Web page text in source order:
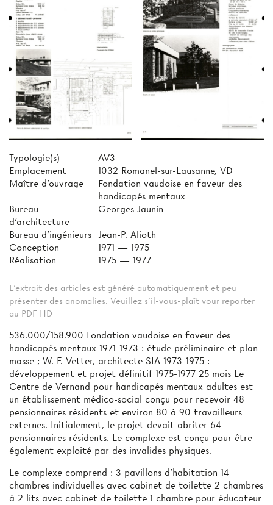
Typologie(s)
AV3
Emplacement
1032 Romanel-sur-Lausanne, VD
Maître d'ouvrage
Fondation vaudoise en faveur des
handicapés mentaux
Bureau
d'architecture
Georges Jaunin
Bureau d'ingénieurs
Jean-P. Alioth
Conception
1971 — 1975
Réalisation
1975 — 1977
L'extrait des articles est généré automatiquement et peu
présenter des anomalies. Veuillez s'il-vous-plaît vour reporter
au PDF HD
536.000/158.900 Fondation vaudoise en faveur des
handicapés mentaux 1971-1973 : étude préliminaire et plan
masse ; W. F. Vetter, architecte SIA 1973-1975 :
développement et projet définitif 1975-1977 25 mois Le
Centre de Vernand pour handicapés mentaux adultes est
un établissement médico-social conçu pour recevoir 48
pensionnaires résidents et environ 80 à 90 travailleurs
externes. Initialement, le projet devait abriter 64
pensionnaires résidents. Le complexe est conçu pour être
également exploité par des invalides physiques.
Le complexe comprend : 3 pavillons d'habitation 14
chambres individuelles avec cabinet de toilette 2 chambres
à 2 lits avec cabinet de toilette 1 chambre pour éducateur